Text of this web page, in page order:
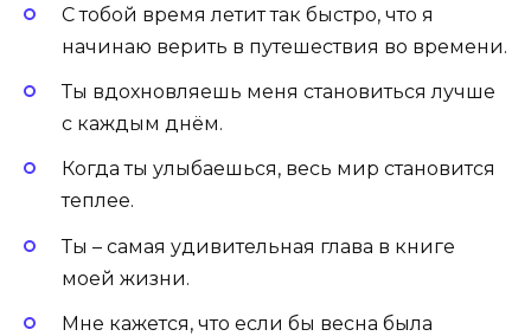
С тобой время летит так быстро, что я
начинаю верить в путешествия во времени.
Ты вдохновляешь меня становиться лучше
с каждым днём.
Когда ты улыбаешься, весь мир становится
теплее.
Ты – самая удивительная глава в книге
моей жизни.
Мне кажется, что если бы весна была